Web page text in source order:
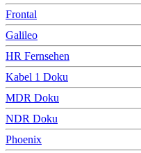
Frontal
Galileo
HR Fernsehen
Kabel 1 Doku
MDR Doku
NDR Doku
Phoenix